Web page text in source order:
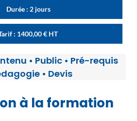
Durée : 2 jours
: 1400,00€ HT
• Public • Pré-requis
• Devis
à la formation